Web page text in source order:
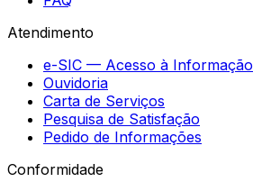
Atendimento
e-SIC — Acesso à Informação
Ouvidoria
Carta de Serviços
Pesquisa de Satisfação
Pedido de Informações
Conformidade